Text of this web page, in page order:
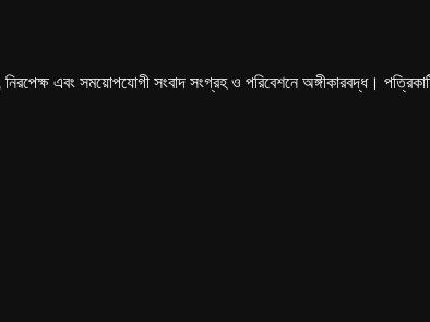
এবং সময়োপযোগী সংবাদ সংগ্রহ ও পরিবেশনে অঙ্গীকারবদ্ধ।